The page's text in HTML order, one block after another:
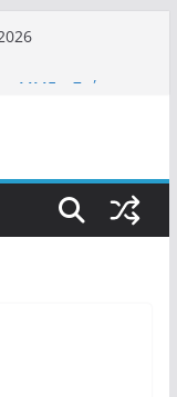
Μαξίμου σε
σαρώνει την